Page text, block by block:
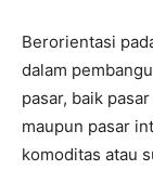
Berorientasi
dalam
pasar, baik
maupun pasar
komoditas atau